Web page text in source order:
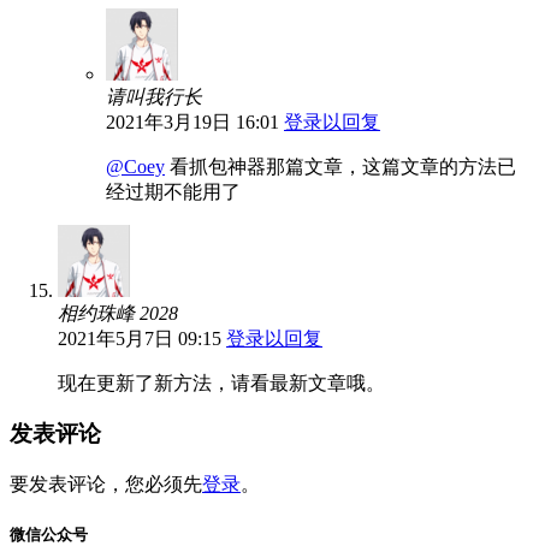
请叫我行长
2021年3月19日 16:01 登录以回复
@Coey 看抓包神器那篇文章，这篇文章的方法已
经过期不能用了
相约珠峰 2028
2021年5月7日 09:15 登录以回复
现在更新了新方法，请看最新文章哦。
发表评论
要发表评论，您必须先登录。
微信公众号